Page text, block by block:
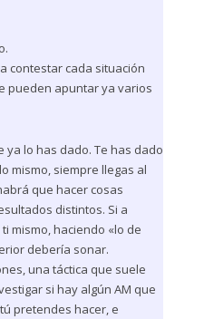
contestar cada situación
pueden apuntar ya varios
ya lo has dado. Te has dado
mismo, siempre llegas al
que hacer cosas
distintos. Si a
mismo, haciendo «lo de
debería sonar.
una táctica que suele
si hay algún AM que
pretendes hacer, e